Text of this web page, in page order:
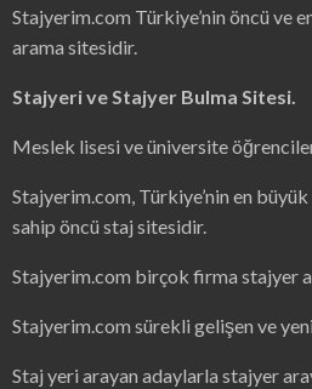
Stajyerim.com Türkiye’nin öncü ve
arama sitesidir.
Stajyeri ve Stajyer Bulma Sitesi.
Meslek lisesi ve üniversite
Stajyerim.com, Türkiye’nin en
sahip öncü staj sitesidir.
Stajyerim.com birçok firma stajyer
Stajyerim.com sürekli gelişen ve
Staj yeri arayan adaylarla stajyer